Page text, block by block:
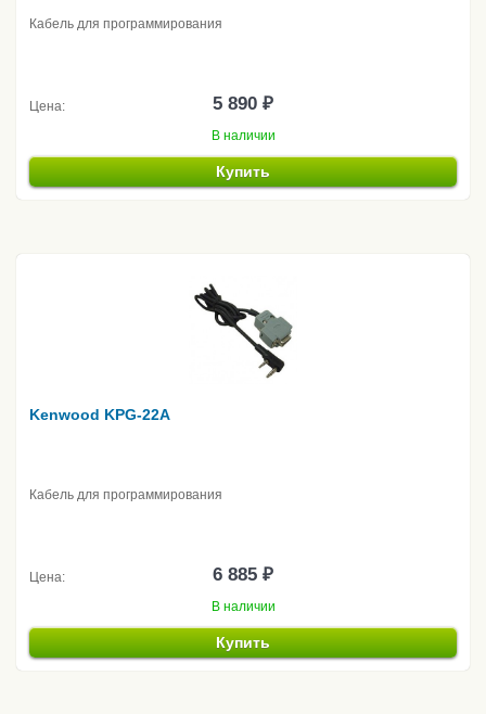
Кабель для программирования
Цена: 5 890 ₽
В наличии
Купить
Kenwood KPG-22A
Кабель для программирования
Цена: 6 885 ₽
В наличии
Купить